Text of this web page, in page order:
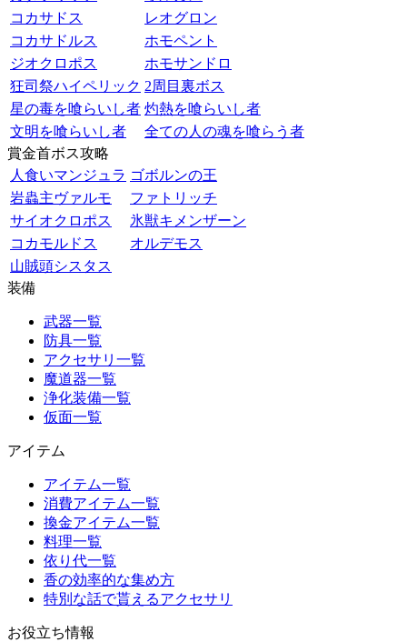
コカサドス
レオグロン
コカサドルス
ホモペント
ジオクロポス
ホモサンドロ
狂司祭ハイペリック 2周目裏ボス
星の毒を喰らいし者 灼熱を喰らいし者
文明を喰らいし者
全ての人の魂を喰らう者
賞金首ボス攻略
人食いマンジュラ ゴボルンの王
岩蟲主ヴァルモ
ファトリッチ
サイオクロポス
氷獣キメンザーン
コカモルドス
オルデモス
山賊頭シスタス
装備
武器一覧
防具一覧
アクセサリ一覧
魔道器一覧
浄化装備一覧
仮面一覧
アイテム
アイテム一覧
消費アイテム一覧
換金アイテム一覧
料理一覧
依り代一覧
香の効率的な集め方
特別な話で貰えるアクセサリ
お役立ち情報